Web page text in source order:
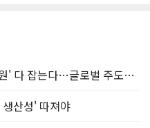
SK하이닉스, 'AI 투자·주주환원' 다 잡는다…글로벌 주도권 굳히기
산성' 따져야